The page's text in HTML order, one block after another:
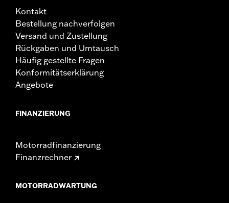
Kontakt
Bestellung nachverfolgen
Versand und Zustellung
Rückgaben und Umtausch
Häufig gestellte Fragen
Konformitätserklärung
Angebote
FINANZIERUNG
Motorradfinanzierung
Finanzrechner
MOTORRADWARTUNG